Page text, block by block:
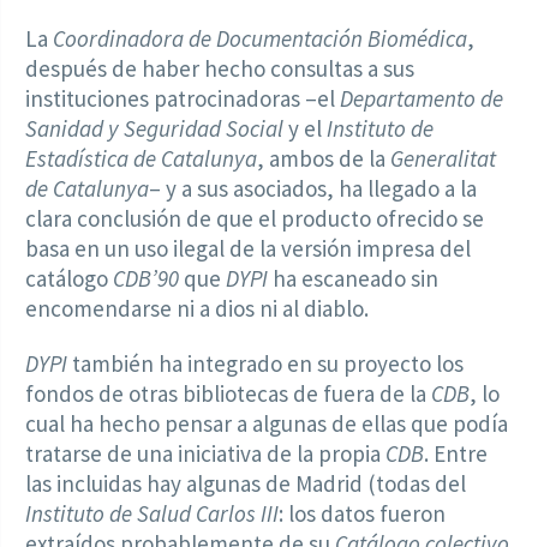
La Coordinadora de Documentación Biomédica,
después de haber hecho consultas a sus
instituciones patrocinadoras –elDepartamento de
Sanidad y Seguridad Socialy elInstituto de
Estadística de Catalunya, ambos de la Generalitat
de Catalunya– y a sus asociados, ha llegado a la
clara conclusión de que el producto ofrecido se
basa en un uso ilegal de la versión impresa del
catálogo CDB’90 que DYPI ha escaneado sin
encomendarse ni a dios ni al diablo.
DYPI también ha integrado en su proyecto los
fondos de otras bibliotecas de fuera de la CDB, lo
cual ha hecho pensar a algunas de ellas que podía
tratarse de una iniciativa de la propia CDB. Entre
las incluidas hay algunas de Madrid (todas del
Instituto de Salud Carlos III: los datos fueron